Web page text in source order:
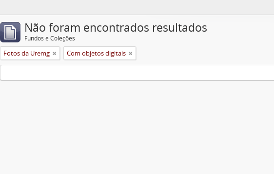
Não foram encontrados resultados
Fundos e Coleções
Fotos da Uremg Com objetos digitais